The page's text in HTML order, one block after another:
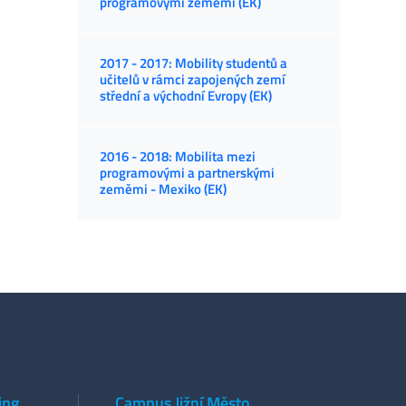
2017 - 2017: Mobility studentů a
učitelů v rámci zapojených zemí
střední a východní Evropy (EK)
2016 - 2018: Mobilita mezi
programovými a partnerskými
zeměmi - Mexiko (EK)